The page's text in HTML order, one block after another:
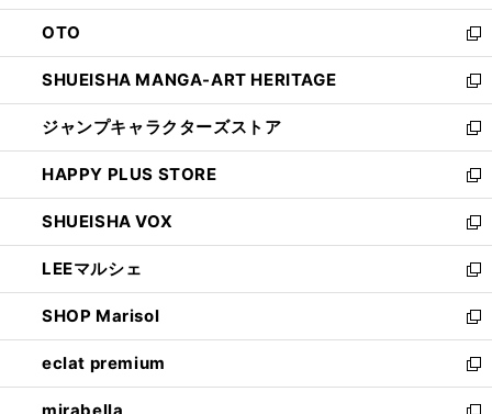
ウ
で
開
く
ン
ド
ウ
で
開
く
OTO
新
し
い
ウ
ィ
ン
ド
ウ
で
開
く
SHUEISHA MANGA-ART HERITAGE
新
し
い
ウ
ィ
ン
ド
ウ
で
開
く
ジャンプキャラクターズストア
新
し
い
ウ
ィ
ン
ド
ウ
で
開
く
HAPPY PLUS STORE
新
し
い
ウ
ィ
ン
ド
ウ
で
開
く
SHUEISHA VOX
新
し
い
ウ
ィ
ン
ド
ウ
LEEマルシェ
新
し
い
ウ
ィ
ン
SHOP Marisol
新
し
い
ウ
eclat premium
新
し